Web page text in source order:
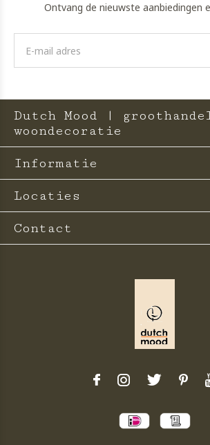
Ontvang de nieuwste aanbiedingen
Dutch Mood |
woondecoratie
Informatie
Locaties
Contact